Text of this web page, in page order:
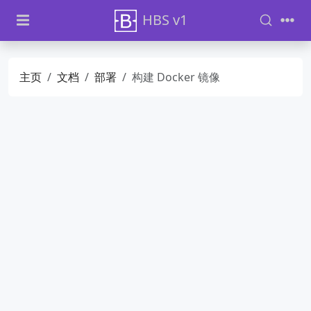
HBS v1
主页 文档 部署 构建 Docker 镜像